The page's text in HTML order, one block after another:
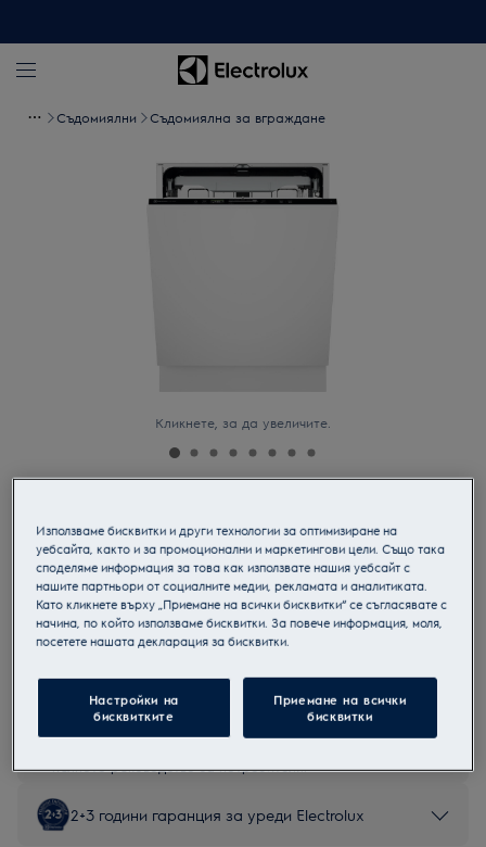
Съдомиялни Съдомиялна за вграждане
Кликнете, за да увеличите.
Съдомиялна за вграждане
Продуктов информационен лист
Инструкциите за безопасност и предупрежденията за
безопасност съгласно регламент на ЕС 2023/988 са
изброени в глава 1 и 2 на ръководството за потребителя.
пълното ръководство за потребителя.
2+3 години гаранция за уреди Electrolux
Използваме бисквитки и други технологии за оптимизиране на
уебсайта, както и за промоционални и маркетингови цели. Също така
споделяме информация за това как използвате нашия уебсайт с
нашите партньори от социалните медии, рекламата и аналитиката.
Като кликнете върху „Приемане на всички бисквитки“ се съгласявате с
начина, по който използваме бисквитки. За повече информация, моля,
посетете нашата декларация за бисквитки.
Настройки на
бисквитките
Приемане на всички
бисквитки